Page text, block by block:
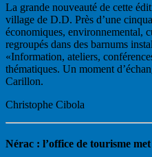
La grande nouveauté de cette
village de D.D. Près d’une
économiques, environnemental,
regroupés dans des barnums
«Information, ateliers,
thématiques. Un moment
Carillon.
Christophe Cibola
Nérac : l’office de tourisme